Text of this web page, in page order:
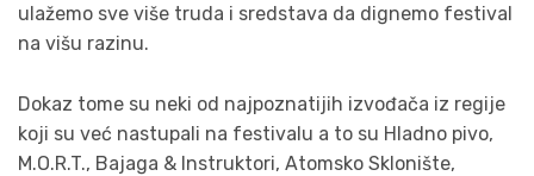
ulažemo sve više truda i sredstava da dignemo festival
na višu razinu.
Dokaz tome su neki od najpoznatijih izvođača iz regije
koji su već nastupali na festivalu a to su Hladno pivo,
M.O.R.T., Bajaga & Instruktori, Atomsko Sklonište,